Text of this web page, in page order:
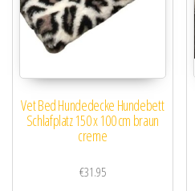
Vet Bed Hundedecke Hundebett
Schlafplatz 150 x 100 cm braun
creme
€31.95